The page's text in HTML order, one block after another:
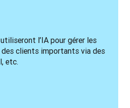
l’IA pour gérer les
clients importants via des
etc.